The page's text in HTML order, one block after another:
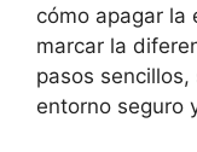
cómo apagar la
marcar la
pasos
entorno seguro